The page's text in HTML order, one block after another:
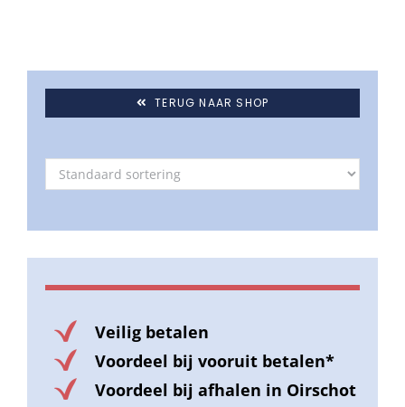
TERUG NAAR SHOP
Veilig betalen
Voordeel bij vooruit betalen*
Voordeel bij afhalen in Oirschot